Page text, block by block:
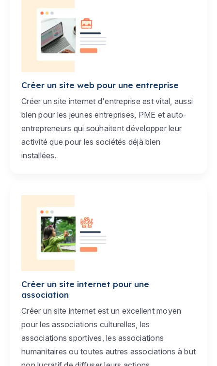
Créer un site web pour une entreprise
Créer un site internet d'entreprise est vital, aussi
bien pour les jeunes entreprises, PME et auto-
entrepreneurs qui souhaitent développer leur
activité que pour les sociétés déjà bien
installées.
Créer un site internet pour une
association
Créer un site internet est un excellent moyen
pour les associations culturelles, les
associations sportives, les associations
humanitaires ou toutes autres associations à but